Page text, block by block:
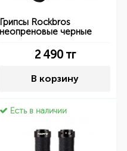
Грипсы Rockbros
неопреновые черные
2 490тг
В корзину
Есть в наличии